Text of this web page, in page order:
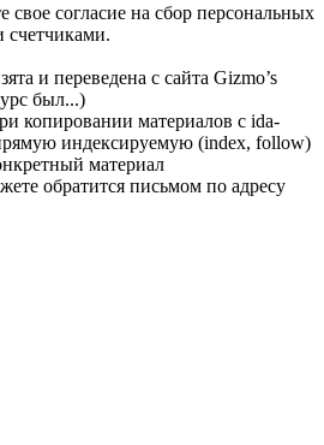
свое согласие на сбор персональных
и переведена с сайта Gizmo’s
был...)
копировании материалов с ida-
индексируемую (index, follow)
материал
обратится письмом по адресу